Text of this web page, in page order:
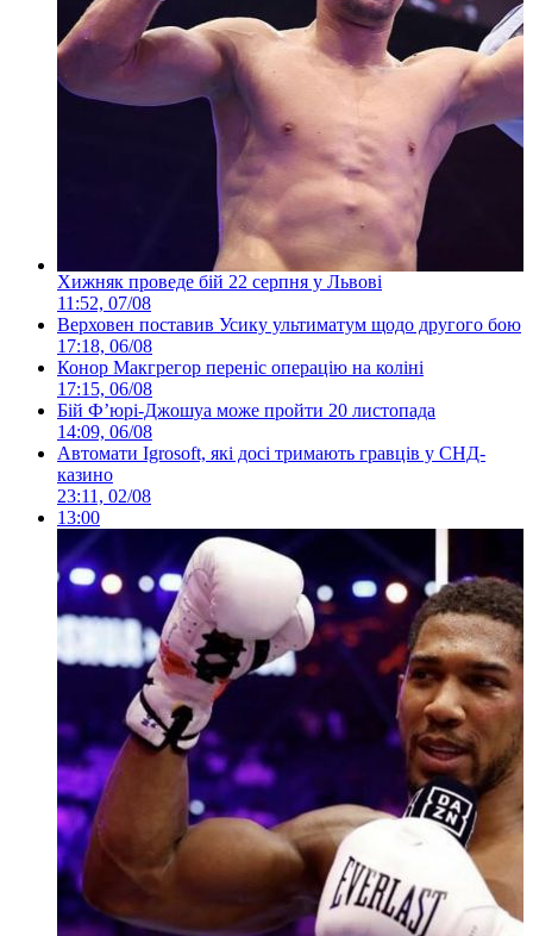
Хижняк проведе бій 22 серпня у Львові
11:52, 07/08
Верховен поставив Усику ультиматум щодо другого бою
17:18, 06/08
Конор Макгрегор переніс операцію на коліні
17:15, 06/08
Бій Ф’юрі-Джошуа може пройти 20 листопада
14:09, 06/08
Автомати Igrosoft, які досі тримають гравців у СНД-
казино
23:11, 02/08
13:00